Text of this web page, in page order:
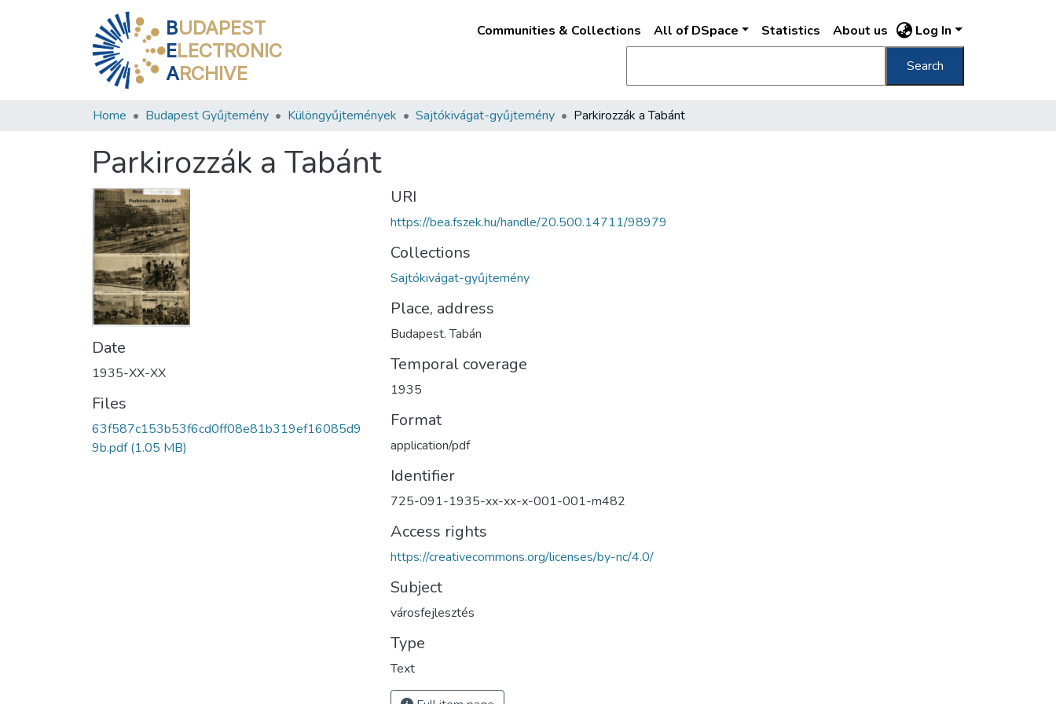
BUDAPEST
ELECTRONIC
ARCHIVE
Communities & Collections All of DSpace Statistics About us Log In
Search
Home Budapest Gyűjtemény Különgyűjtemények Sajtókivágat-gyűjtemény Parkirozzák a Tabánt
Parkirozzák a Tabánt
Date
1935-XX-XX
Files
63f587c153b53f6cd0ff08e81b319ef16085d9
9b.pdf(1.05 MB)
URI
https://bea.fszek.hu/handle/20.500.14711/98979
Collections
Sajtókivágat-gyűjtemény
Place, address
Budapest. Tabán
Temporal coverage
1935
Format
application/pdf
Identifier
725-091-1935-xx-xx-x-001-001-m482
Access rights
https://creativecommons.org/licenses/by-nc/4.0/
Subject
városfejlesztés
Type
Text